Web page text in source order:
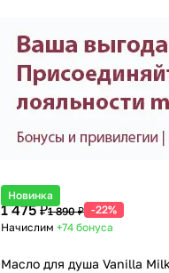
Новинка
1 475 ₽1 890 ₽ -22%
Начислим +74 бонуса
Масло для душа Vanilla Milk